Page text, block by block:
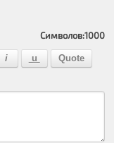
Символов:1000